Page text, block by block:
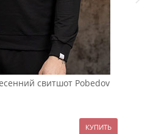
свитшот Pobedov